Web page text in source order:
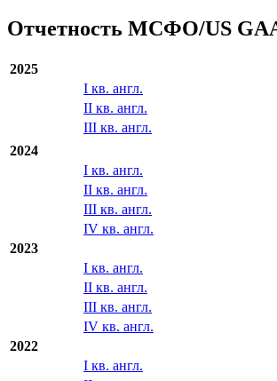
Отчетность МСФО/US
2025
I кв. англ.
II кв. англ.
III кв. англ.
2024
I кв. англ.
II кв. англ.
III кв. англ.
IV кв. англ.
2023
I кв. англ.
II кв. англ.
III кв. англ.
IV кв. англ.
2022
I кв. англ.